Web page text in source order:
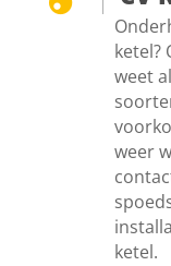
ketel?
weet
weer
ketel.